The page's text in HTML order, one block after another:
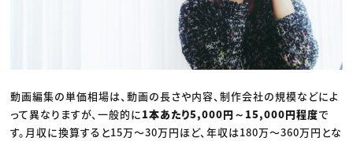
動画編集の単価相場は、動画の長さや内容、制作会社の規模などによ
って異なりますが、一般的に1本あたり5,000円～15,000円程度で
す。月収に換算すると15万〜30万円ほど、年収は180万〜360万円とな